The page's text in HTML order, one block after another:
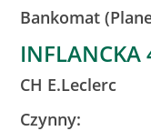
Bankomat
INFLANCKA
CH E.Leclerc
Czynny: